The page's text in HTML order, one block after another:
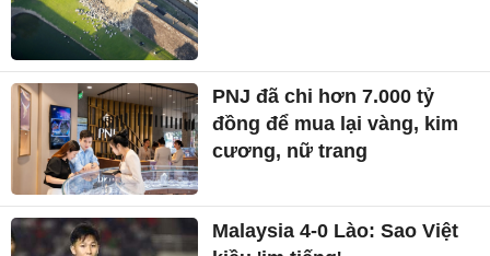
PNJ đã chi hơn 7.000 tỷ
đồng để mua lại vàng, kim
cương, nữ trang
Malaysia 4-0 Lào: Sao Việt